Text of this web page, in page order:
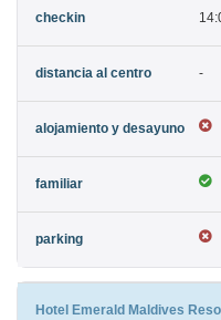
-
Hotel Emerald Maldives